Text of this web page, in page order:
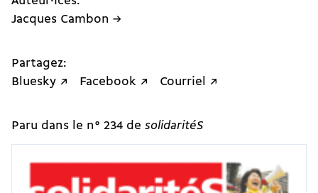
Jacques Cambon →
Partagez:
Bluesky ↗
Facebook ↗ Courriel ↗
Paru dans le n° 234 de solidaritéS